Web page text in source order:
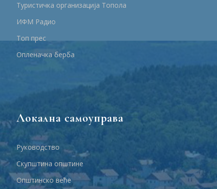
Туристичка организација Топола
ИФМ Радио
Топ прес
Опленачка берба
Локална самоуправа
Руководство
Скупштина општине
Општинско веће